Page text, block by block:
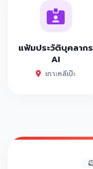
แฟ้มประวัติบุคลากร
AI
เกาะหลีเป๊ะ